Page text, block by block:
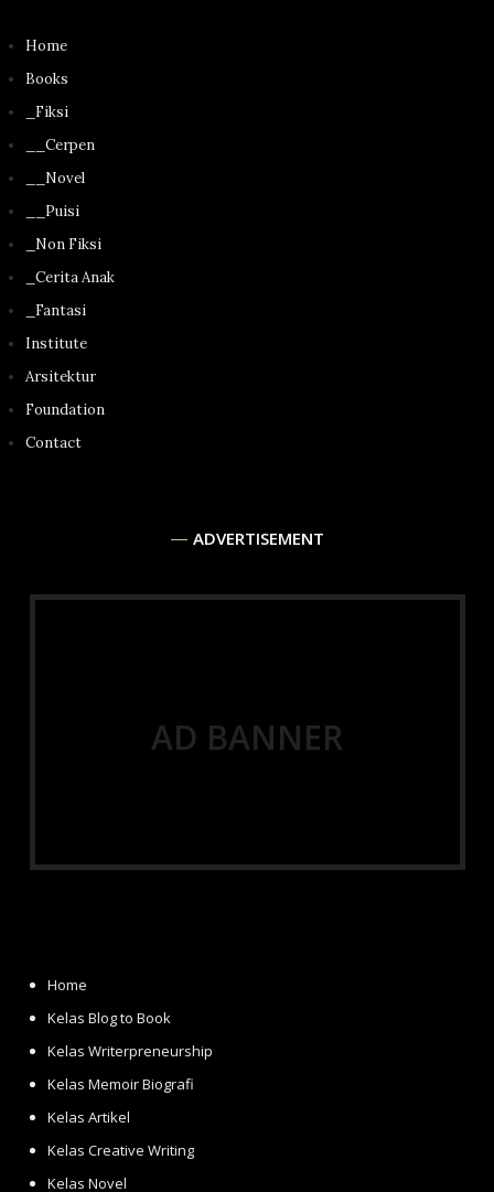
Home
Books
_Fiksi
__Cerpen
__Novel
__Puisi
_Non Fiksi
_Cerita Anak
_Fantasi
Institute
Arsitektur
Foundation
Contact
ADVERTISEMENT
AD BANNER
Home
Kelas Blog to Book
Kelas Writerpreneurship
Kelas Memoir Biografi
Kelas Artikel
Kelas Creative Writing
Kelas Novel